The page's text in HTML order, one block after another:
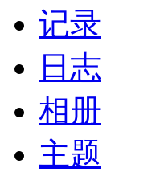
记录
日志
相册
主题